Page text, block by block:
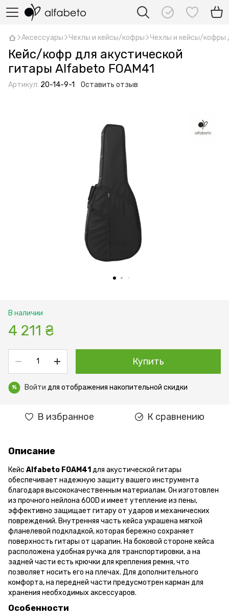
Аксессуары Чехлы и кейсы/кофры Чехлы и кейсы/кофры
Кейс/кофр для акустической
гитары Alfabeto FOAM41
Артикул: 20-14-9-1 Оставить отзыв
В наличии
4 211 ₴
Купить
% Войти для отображения накопительной скидки
В избранное К сравнению
Описание
Кейс Alfabeto FOAM41 для акустической гитары
обеспечивает надежную защиту вашего инструмента
благодаря высококачественным материалам. Он изготовлен
из прочного нейлона 600D и имеет утепление из пены,
эффективно защищает гитару от ударов и механических
повреждений. Внутренняя часть кейса украшена мягкой
фланелевой подкладкой, которая бережно сохраняет
поверхность гитары от царапин. На боковой стороне кейса
расположена удобная ручка для транспортировки, а на
задней части есть крючки для крепления ремня, что
позволяет носить его на плечах. Для дополнительного
комфорта, на передней части предусмотрен карман для
хранения необходимых аксессуаров.
Особенности